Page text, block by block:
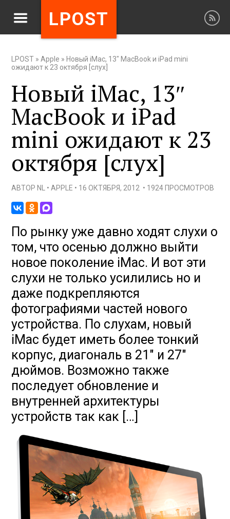
LPOST
LPOST »Apple » Новый iMac, 13″ MacBook и iPad mini
ожидают к 23 октября [слух]
Новый iMac, 13″
MacBook и iPad
mini ожидают к 23
октября [слух]
АВТОР NL •APPLE • 16 ОКТЯБРЯ, 2012 • 1924 ПРОСМОТРОВ
По рынку уже давно ходят слухи о
том, что осенью должно выйти
новое поколение iMac. И вот эти
слухи не только усилились но и
даже подкрепляются
фотографиями частей нового
устройства. По слухам, новый
iMac будет иметь более тонкий
корпус, диагональ в 21″ и 27″
дюймов. Возможно также
последует обновление и
внутренней архитектуры
устройств так как […]